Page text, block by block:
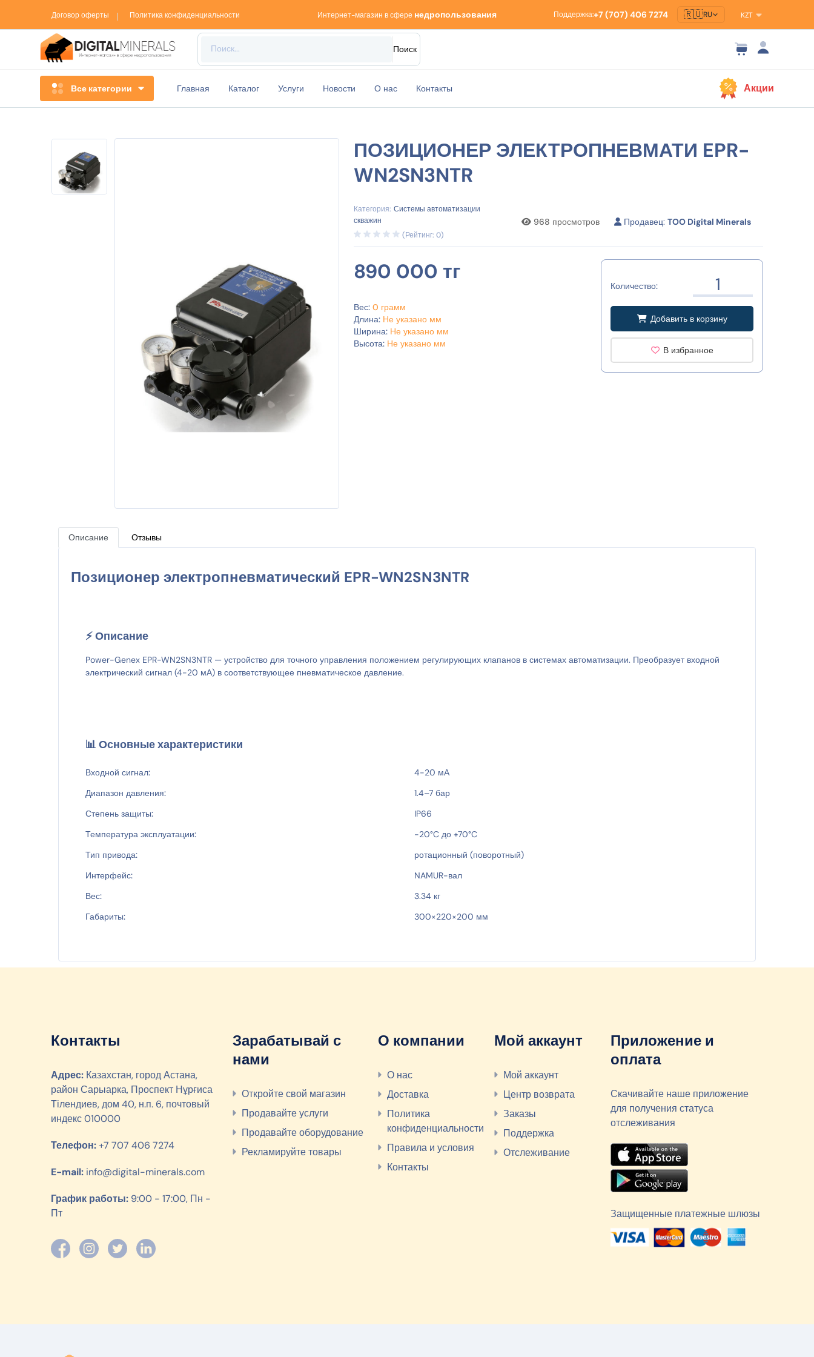
Договор оферты Политика конфиденциальности Интернет-магазин в сфере недропользования Поддержка:+7 (707) 406 7274 🇷🇺RU KZT
Поиск
Все категории Главная Каталог Услуги Новости О нас Контакты Акции
ПОЗИЦИОНЕР ЭЛЕКТРОПНЕВМАТИ EPR-
WN2SN3NTR
Категория: Системы автоматизации
скважин
(Рейтинг: 0)
968 просмотров Продавец: TOO Digital Minerals
890 000 тг
Вес: 0 грамм
Длина: Не указано мм
Ширина: Не указано мм
Высота: Не указано мм
Количество:
Добавить в корзину
В избранное
Описание Отзывы
Позиционер электропневматический EPR-WN2SN3NTR
⚡ Описание
Power-Genex EPR-WN2SN3NTR — устройство для точного управления положением регулирующих клапанов в системах автоматизации. Преобразует входной
электрический сигнал (4-20 мА) в соответствующее пневматическое давление.
📊 Основные характеристики
Входной сигнал:
4-20 мА
Диапазон давления:
1.4–7 бар
Степень защиты:
IP66
Температура эксплуатации:
-20°C до +70°C
Тип привода:
ротационный (поворотный)
Интерфейс:
NAMUR-вал
Вес:
3.34 кг
Габариты:
300×220×200 мм
Контакты
Адрес: Казахстан, город Астана,
район Сарыарка, Проспект Нұрғиса
Тілендиев, дом 40, н.п. 6, почтовый
индекс 010000
Телефон:+7 707 406 7274
E-mail: info@digital-minerals.com
График работы: 9:00 - 17:00, Пн -
Пт
Зарабатывай с
нами
Откройте свой магазин
Продавайте услуги
Продавайте оборудование
Рекламируйте товары
О компании
О нас
Доставка
Политика
конфиденциальности
Правила и условия
Контакты
Мой аккаунт
Мой аккаунт
Центр возврата
Заказы
Поддержка
Отслеживание
Приложение и
оплата
Скачивайте наше приложение
для получения статуса
отслеживания
Защищенные платежные шлюзы